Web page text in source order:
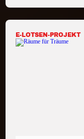
E-LOTSEN-PROJEKT